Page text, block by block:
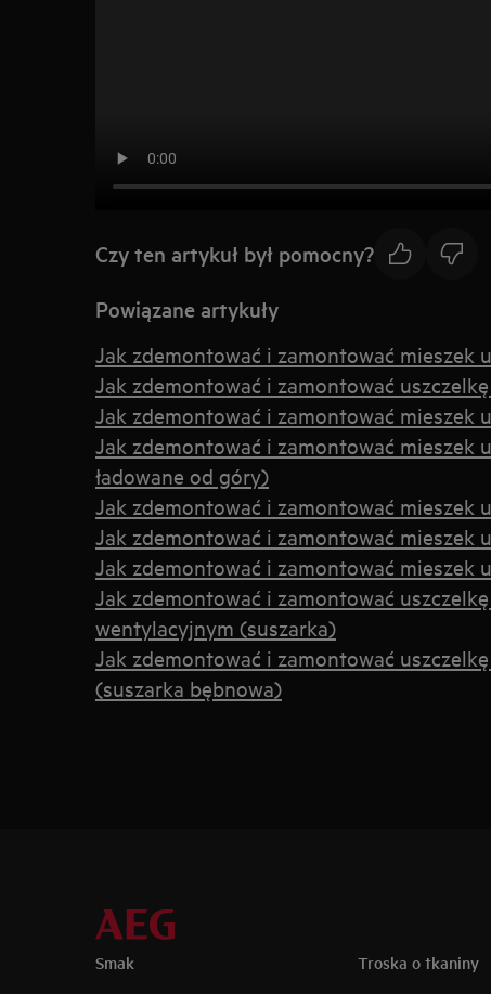
Czy ten artykuł był pomocny?
Powiązane artykuły
Jak zdemontować i zamontować mieszek
Jak zdemontować i zamontować
Jak zdemontować i zamontować mieszek
Jak zdemontować i zamontować mieszek
ładowane od góry)
Jak zdemontować i zamontować mieszek
Jak zdemontować i zamontować mieszek
Jak zdemontować i zamontować mieszek
Jak zdemontować i zamontować
wentylacyjnym (suszarka)
Jak zdemontować i zamontować
(suszarka bębnowa)
Smak Troska o tkaniny